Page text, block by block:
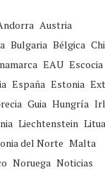
Austria
Bulgaria Bélgica
EAU Escocia
España Estonia
Guia Hungría
Liechtenstein
del Norte Malta
Noruega Noticias